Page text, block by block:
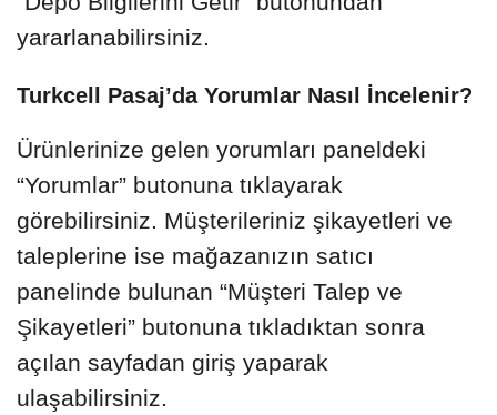
yararlanabilirsiniz.
Turkcell Pasaj’da Yorumlar Nasıl İncelenir?
Ürünlerinize gelen yorumları paneldeki
“Yorumlar” butonuna tıklayarak
görebilirsiniz. Müşterileriniz şikayetleri ve
taleplerine ise mağazanızın satıcı
panelinde bulunan “Müşteri Talep ve
Şikayetleri” butonuna tıkladıktan sonra
açılan sayfadan giriş yaparak
ulaşabilirsiniz.